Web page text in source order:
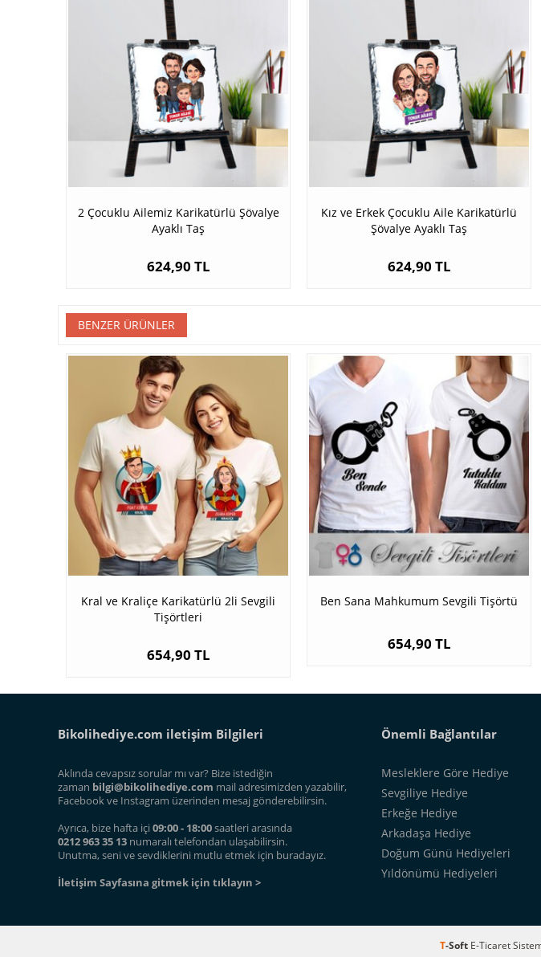
2 Çocuklu Ailemiz Karikatürlü Şövalye
Ayaklı Taş
624,90 TL
Kız ve Erkek Çocuklu Aile Karikatürlü
Şövalye Ayaklı Taş
624,90 TL
BENZER ÜRÜNLER
Kral ve Kraliçe Karikatürlü 2li Sevgili
Tişörtleri
654,90 TL
Ben Sana Mahkumum Sevgili Tişörtü
654,90 TL
Bikolihediye.com iletişim Bilgileri Önemli Bağlantılar
Aklında cevapsız sorular mı var? Bize istediğin
zaman bilgi@bikolihediye.com mail adresimizden yazabilir,
Facebook ve Instagram üzerinden mesaj gönderebilirsin.
Ayrıca, bize hafta içi09:00 - 18:00saatleri arasında
0212 963 35 13 numaralı telefondan ulaşabilirsin.
Unutma, seni ve sevdiklerini mutlu etmek için buradayız.
İletişim Sayfasına gitmek için tıklayın >
Mesleklere Göre Hediye
Sevgiliye Hediye
Erkeğe Hediye
Arkadaşa Hediye
Doğum Günü Hediyeleri
Yıldönümü Hediyeleri
T-Soft E-Ticaret